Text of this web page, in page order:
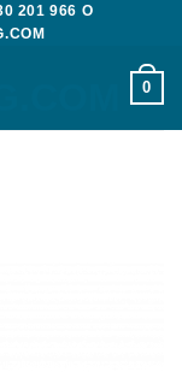
201 966 O
0